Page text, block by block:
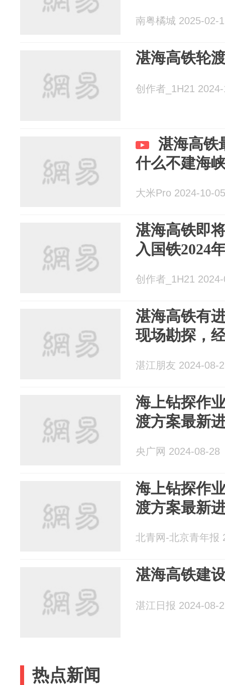
南粤橘城 2025-02-
湛海高铁轮
创作者_1H21
湛海高铁
什么不建海
大米Pro 2024-10-05
湛海高铁即
入国铁2024
创作者_1H21
湛海高铁有
现场勘探，
湛江朋友 2024-08-
海上钻探作
渡方案最新
央广网 2024-08-28
海上钻探作
渡方案最新
北青网-北京青年报
湛海高铁建
湛江日报 2024-08-
热点新闻